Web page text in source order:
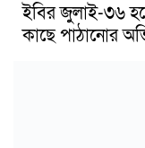
ইবির জুলাই-৩৬
কাছে পাঠানোর